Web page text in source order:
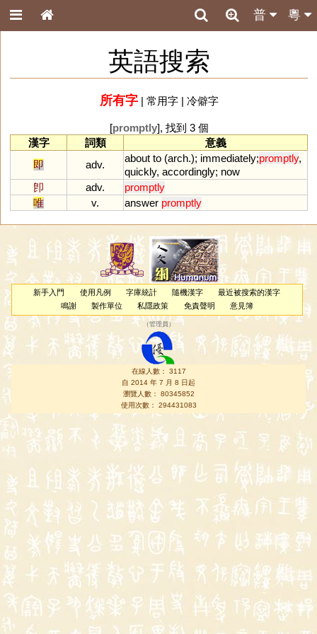
粵
普
英語搜索
所有字| 常用字| 冷僻字
[promptly], 找到 3 個
漢字
詞類
意義
即
adv.
about to (arch.); immediately;promptly,
quickly, accordingly; now
卽
adv.
promptly
唯
v. answer promptly
新手入門 使用凡例 字庫統計 隨機漢字
最近被搜索的漢字
鳴謝
製作單位 私隱政策 免責聲明 意見簿
（管理員 ）
在線人數： 3117
自 2014 年 7 月 8 日起
瀏覽人數： 80345852
使用次數： 294431083